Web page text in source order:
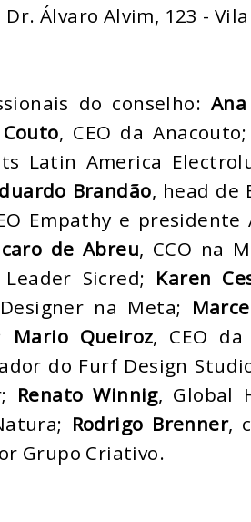
Dr. Álvaro Alvim, 123 -
do conselho:
, CEO da Anacouto;
Latin America
Brandão, head de
Empathy e presidente
de Abreu, CCO na
Sicred; Karen
na Meta;
Mario Queiroz, CEO
do Furf Design
Renato Winnig, Global
Rodrigo Brenner,
Grupo Criativo.